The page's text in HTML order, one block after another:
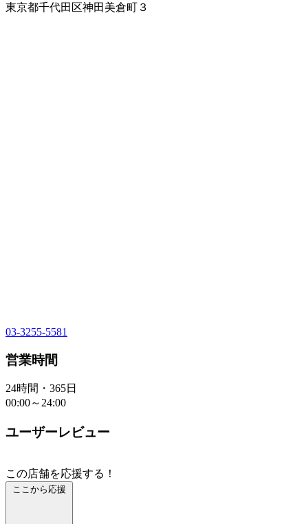
東京都千代田区神田美倉町３
03-3255-5581
営業時間
24時間・365日
00:00～24:00
ユーザーレビュー
この店舗を応援する！
ここから応援